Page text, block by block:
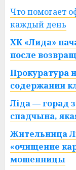
Что помогает
каждый день
ХК «Лида»
после
Прокуратура
содержании
Ліда — горад
спадчына,
Жительница
«очищение
мошенницы